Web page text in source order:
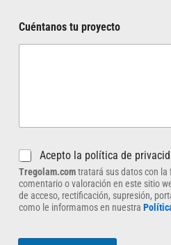
Cuéntanos tu proyecto
u
é
n
t
a
o
C
a
s
i
l
Acepto la política de
Tregolam.comtratará sus datos con la
comentario o valoración en este sitio
de acceso, rectificación, supresión,
como le informamos en nuestra